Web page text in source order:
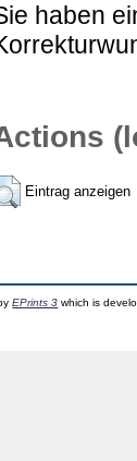
haben
Eintrag anzeigen
EPrints 3 which is